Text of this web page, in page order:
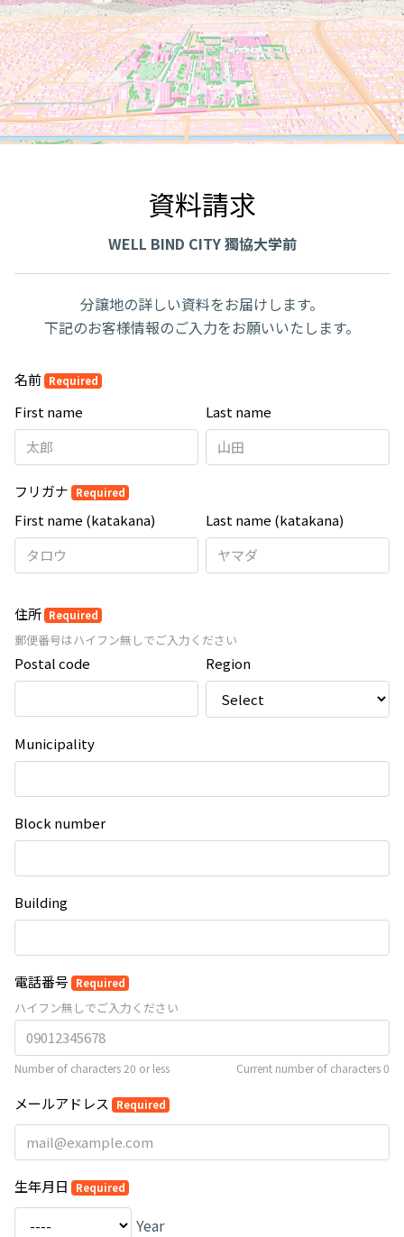
資料請求
WELL BIND CITY 獨協大学前
分譲地の詳しい資料をお届けします。
下記のお客様情報のご入力をお願いいたします。
名前 Required
Last name
First name
フリガナ Required
Last name (katakana)
First name (katakana)
住所 Required
郵便番号はハイフン無しでご入力ください
Postal code Region
Municipality
Block number
Building
電話番号 Required
ハイフン無しでご入力ください
Number of characters 20 or less Current number of characters0
メールアドレス Required
生年月日 Required
Year